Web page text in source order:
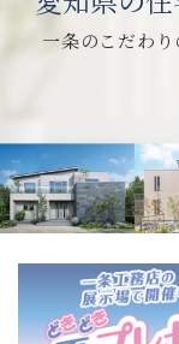
一条のこだわり